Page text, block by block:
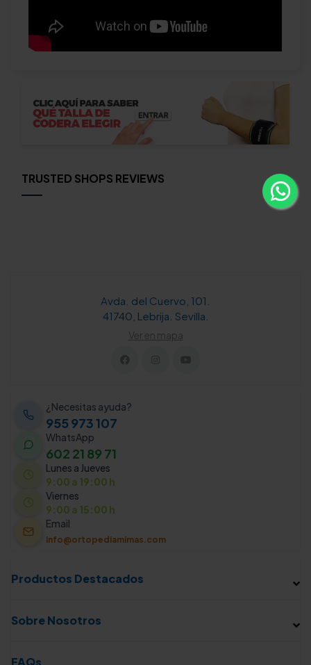
TRUSTED SHOPS REVIEWS
Avda. del Cuervo, 101.
41740, Lebrija. Sevilla.
Ver en mapa
¿Necesitas ayuda?
955 973 107
WhatsApp
602 21 89 71
Lunes a Jueves
9:00 a 19:00 h
Viernes
9:00 a 15:00 h
Email
info@ortopediamimas.com
Productos Destacados
Sobre Nosotros
FAQs